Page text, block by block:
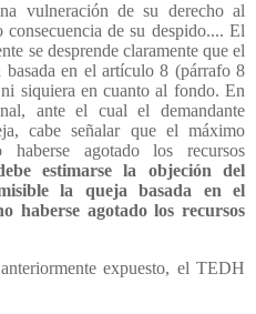
vulneración de su derecho al
de su despido.... El
se desprende claramente que el
en el artículo 8 (párrafo 8
siquiera en cuanto al fondo. En
ante el cual el demandante
cabe señalar que el máximo
agotado los recursos
estimarse la objeción del
la queja basada en el
haberse agotado los recursos
expuesto, el TEDH